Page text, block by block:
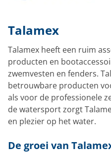
Talamex
Talamex heeft een ruim
producten en
zwemvesten en fenders.
betrouwbare producten
als voor de professionele
de watersport zorgt
en plezier op het water.
De groei van